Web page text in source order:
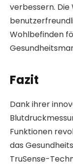
verbessern. Die
Wohlbefinden
Fazit
Dank ihrer
Funktionen
das
TruSense-